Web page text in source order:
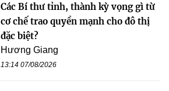
Các Bí thư tỉnh, thành kỳ vọng gì từ
cơ chế trao quyền mạnh cho đô thị
đặc biệt?
Hương Giang
13:14 07/08/2026